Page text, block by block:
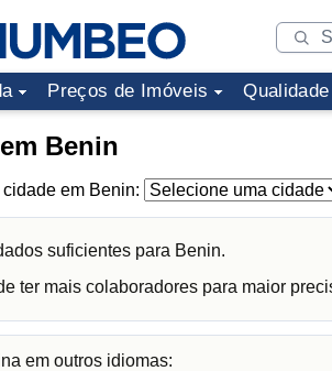
Preços de Imóveis
Benin
em Benin:
suficientes para Benin.
ter mais colaboradores para maior
em outros idiomas: